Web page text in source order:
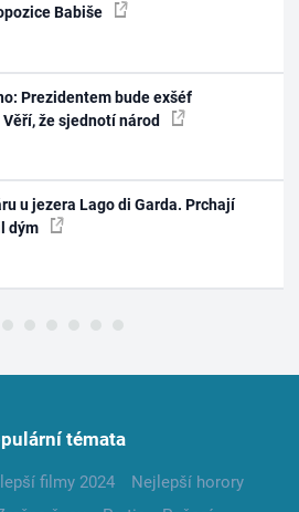
Babiše
Prezidentem bude exšéf
že sjednotí národ
u jezera Lago di Garda. Prchají
dým
témata
filmy 2024
Nejlepší horory